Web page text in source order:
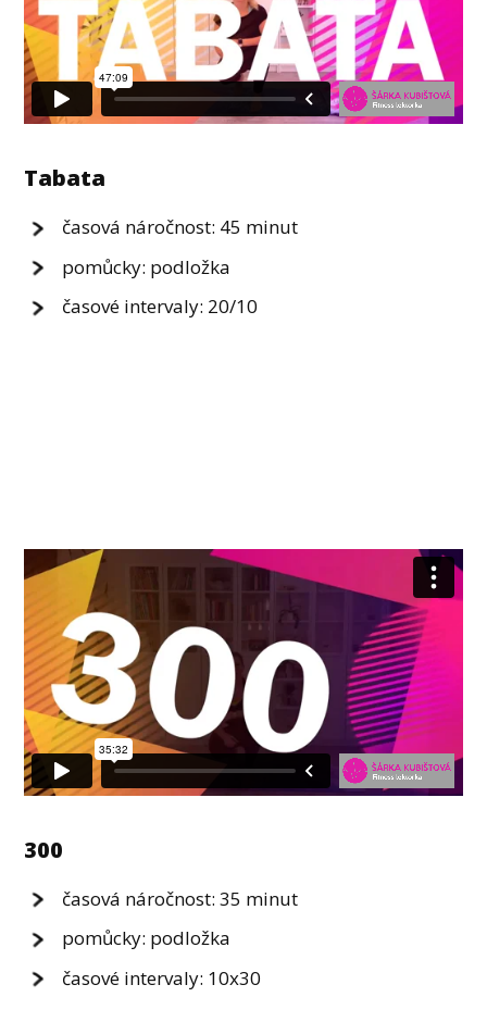
Tabata
časová náročnost: 45 minut
pomůcky: podložka
časové intervaly: 20/10
300
časová náročnost: 35 minut
pomůcky: podložka
časové intervaly: 10x30